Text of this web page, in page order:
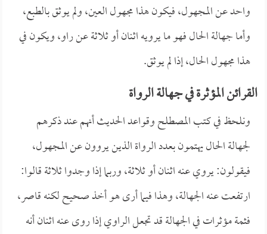
واحد عن المجهول، فيكون هذا مجهول العين، ولم يوثق بالطبع،
وأما جهالة الحال فهو ما يرويه اثنان أو ثلاثة عن راو، ويكون في
هذا مجهول الحال، إذا لم يوثق.
القرائن المؤثرة في جهالة الرواة
ونلحظ في كتب المصطلح وقواعد الحديث أنهم عند ذكرهم
لجهالة الحال يهتمون بعدد الرواة الذين يروون عن المجهول،
فيقولون: يروي عنه اثنان أو ثلاثة، وربما إذا وجدوا ثلاثة قالوا:
ارتفعت عنه الجهالة، وهذا فيما أرى هو أخذ صحيح لكنه قاصر،
فثمة مؤثرات في الجهالة قد تجعل الراوي إذا روى عنه اثنان أنه